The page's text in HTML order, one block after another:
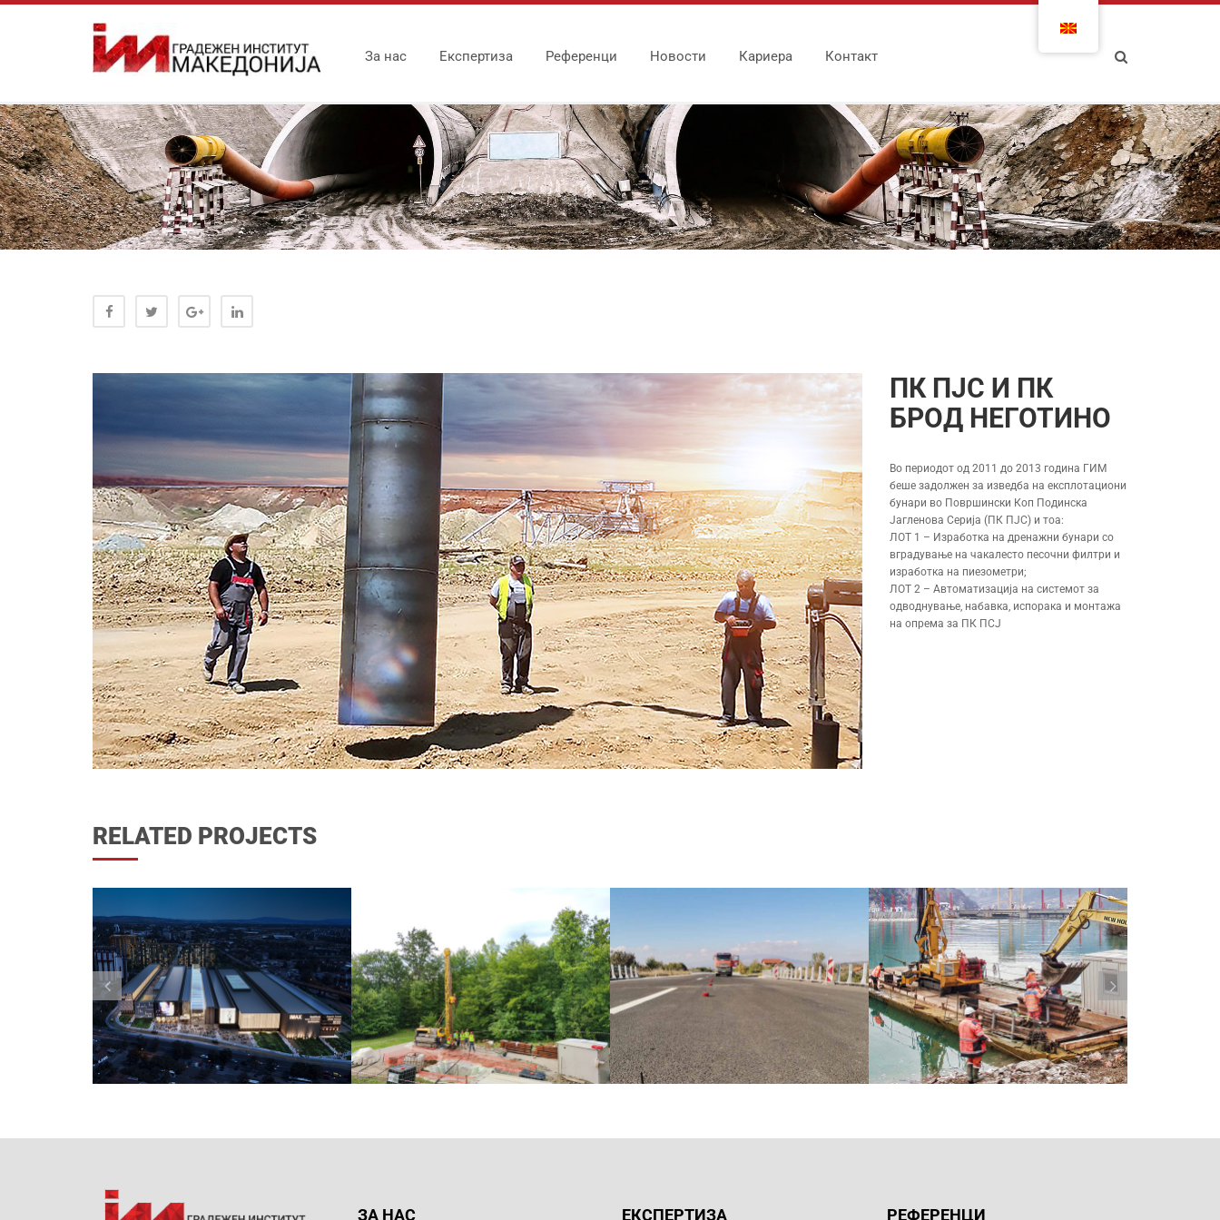
За нас Експертиза Референци Новости Кариера Контакт
ПК ПЈС И ПК
БРОД НЕГОТИНО
Во периодот од 2011 до 2013 година ГИМ
беше задолжен за изведба на експлотациони
бунари во Површински Коп Подинска
Јагленова Серија (ПК ПЈС) и тоа:
ЛОТ 1 – Изработка на дренажни бунари со
вградување на чакалесто песочни филтри и
изработка на пиезометри;
ЛОТ 2 – Автоматизација на системот за
одводнување, набавка, испорака и монтажа
на опрема за ПК ПСЈ
RELATED PROJECTS
ЗА НАС ЕКСПЕРТИЗА РЕФЕРЕНЦИ